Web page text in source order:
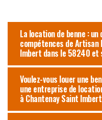
La location de benne : un
compétences de Artisan
Imbert dans le 58240 et
Voulez-vous louer une
une entreprise de
à Chantenay Saint